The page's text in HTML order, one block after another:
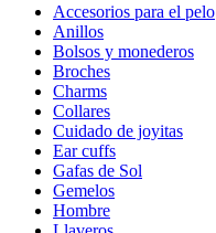
Accesorios para el pelo
Anillos
Bolsos y monederos
Broches
Charms
Collares
Cuidado de joyitas
Ear cuffs
Gafas de Sol
Gemelos
Hombre